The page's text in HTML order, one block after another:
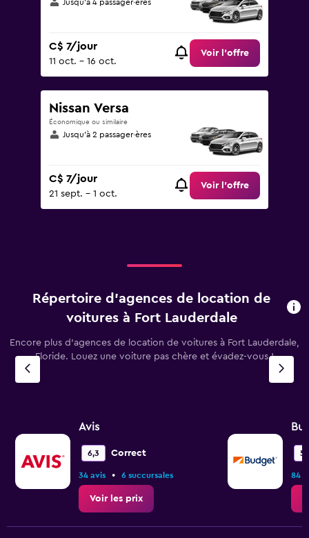
Jusqu’à 4 passager·ères
C$ 7/jour
11 oct. - 16 oct.
Voir l’offre
Nissan Versa
Économique ou similaire
Jusqu’à 2 passager·ères
C$ 7/jour
21 sept. - 1 oct.
Voir l’offre
Répertoire d’agences de location de
voitures à Fort Lauderdale
Encore plus d’agences de location de voitures à Fort Lauderdale,
Floride. Louez une voiture pas chère et évadez-vous !
Avis
6,3 Correct
34 avis • 6 succursales
Voir les prix
84